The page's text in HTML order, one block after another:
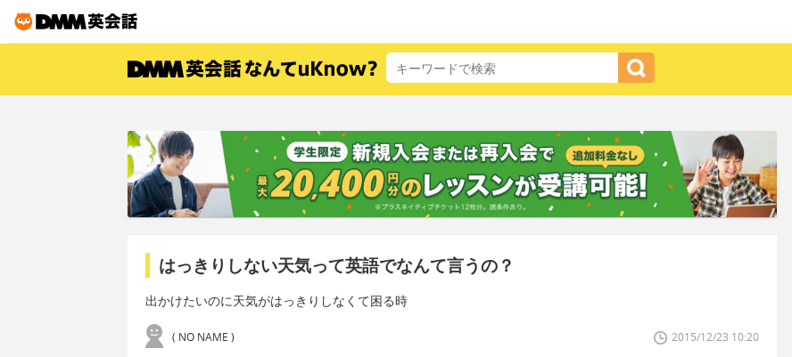
はっきりしない天気って英語でなんて言うの？
出かけたいのに天気がはっきりしなくて困る時
( NO NAME ) 2015/12/23 10:20